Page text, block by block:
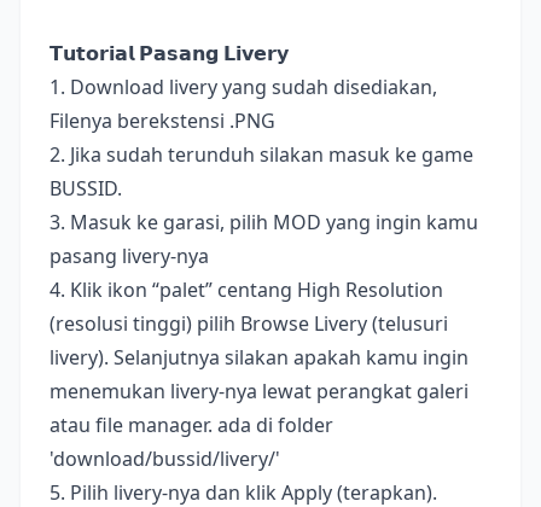
𝗧𝘂𝘁𝗼𝗿𝗶𝗮𝗹 𝗣𝗮𝘀𝗮𝗻𝗴 𝗟𝗶𝘃𝗲𝗿𝘆
1. Download livery yang sudah disediakan,
Filenya berekstensi .PNG
2. Jika sudah terunduh silakan masuk ke game
BUSSID.
3. Masuk ke garasi, pilih MOD yang ingin kamu
pasang livery-nya
4. Klik ikon “palet” centang High Resolution
(resolusi tinggi) pilih Browse Livery (telusuri
livery). Selanjutnya silakan apakah kamu ingin
menemukan livery-nya lewat perangkat galeri
atau file manager. ada di folder
'download/bussid/livery/'
5. Pilih livery-nya dan klik Apply (terapkan).